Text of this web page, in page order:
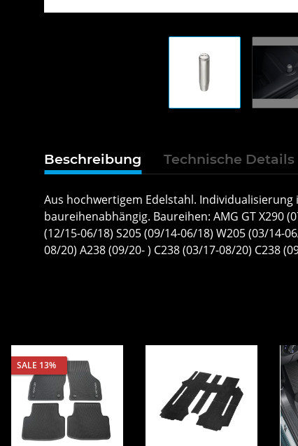
Beschreibung Technische Details
Aus hochwertigem Edelstahl.
baureihenabhängig. Baureihen: AMG GT X290
(12/15-06/18) S205 (09/14-06/18) W205 (03/14-
08/20) A238 (09/20- ) C238 (03/17-08/20) C238
SALE 13%